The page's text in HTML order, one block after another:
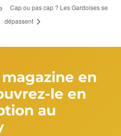
Cap ou pas cap ? Les Gardoises se
dépassent
en
le en
au